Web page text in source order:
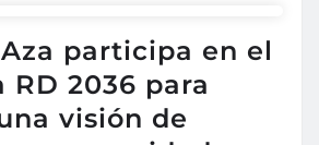
participa en el
RD 2036 para
visión de